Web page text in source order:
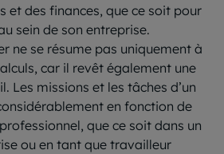
et des finances, que ce soit pour
sein de son entreprise.
ne se résume pas uniquement à
car il revêt également une
Les missions et les tâches d’un
en fonction de
que ce soit dans un
ou en tant que travailleur